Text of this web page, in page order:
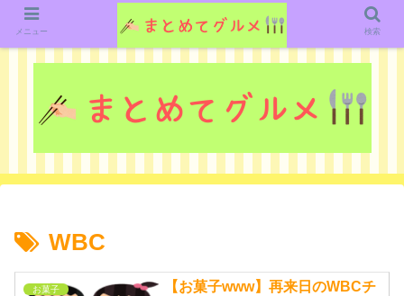
グルメ関連のいろいろなニューススレッドを紹介していきます。（鋭意作成中で
す）
WBC
お菓子
【お菓子www】再来日のWBCチ
メニュー 検索